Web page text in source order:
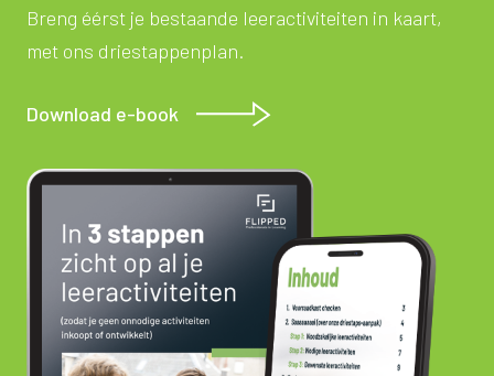
Breng éérst je bestaande leeractiviteiten in kaart,
met ons driestappenplan.
Download e-book